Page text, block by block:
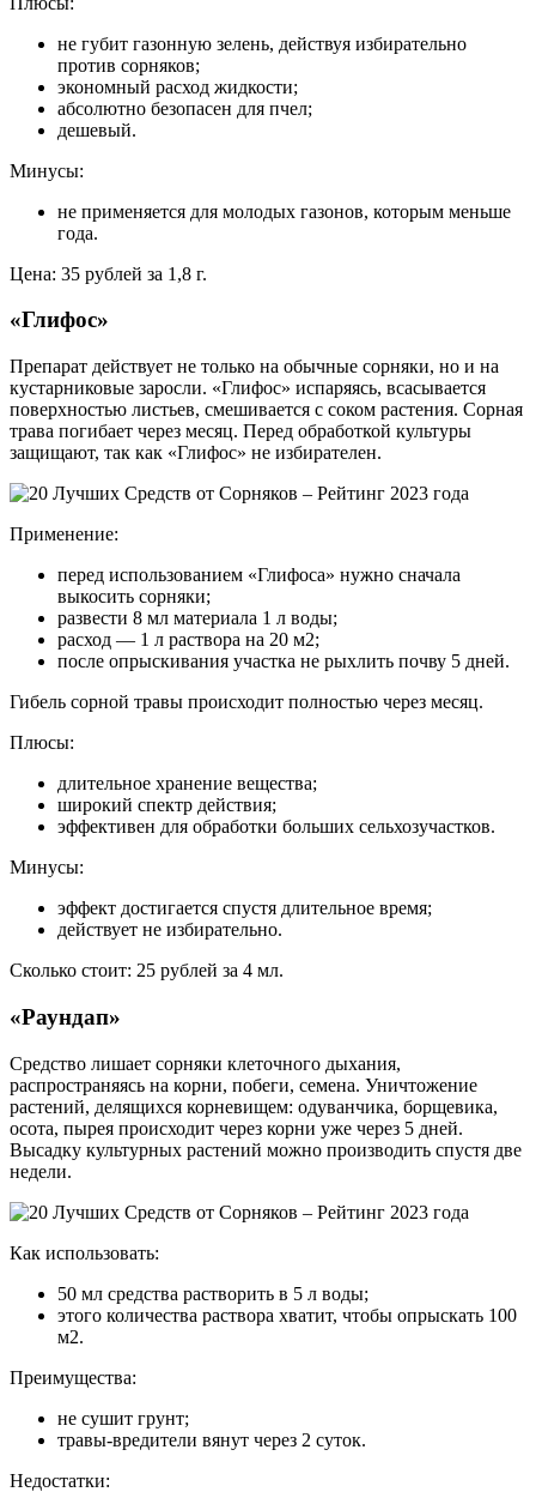
не губит газонную зелень, действуя избирательно
против сорняков;
экономный расход жидкости;
абсолютно безопасен для пчел;
дешевый.
Минусы:
не применяется для молодых газонов, которым меньше
года.
Цена: 35 рублей за 1,8 г.
«Глифос»
Препарат действует не только на обычные сорняки, но и на
кустарниковые заросли. «Глифос» испаряясь, всасывается
поверхностью листьев, смешивается с соком растения. Сорная
трава погибает через месяц. Перед обработкой культуры
защищают, так как «Глифос» не избирателен.
Применение:
перед использованием «Глифоса» нужно сначала
выкосить сорняки;
развести 8 мл материала 1 л воды;
расход — 1 л раствора на 20 м2;
после опрыскивания участка не рыхлить почву 5 дней.
Гибель сорной травы происходит полностью через месяц.
Плюсы:
длительное хранение вещества;
широкий спектр действия;
эффективен для обработки больших сельхозучастков.
Минусы:
эффект достигается спустя длительное время;
действует не избирательно.
Сколько стоит: 25 рублей за 4 мл.
«Раундап»
Средство лишает сорняки клеточного дыхания,
распространяясь на корни, побеги, семена. Уничтожение
растений, делящихся корневищем: одуванчика, борщевика,
осота, пырея происходит через корни уже через 5 дней.
Высадку культурных растений можно производить спустя две
недели.
Как использовать:
50 мл средства растворить в 5 л воды;
этого количества раствора хватит, чтобы опрыскать 100
м2.
Преимущества:
не сушит грунт;
травы-вредители вянут через 2 суток.
Недостатки: